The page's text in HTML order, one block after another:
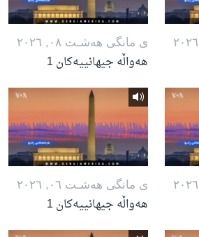
ی مانگی هه‌شـت ٠٨, ٢٠٢٦
هەواڵە جیهانییەکان 1
ی مانگی هه‌شـت ٠٦, ٢٠٢٦
هەواڵە جیهانییەکان 1